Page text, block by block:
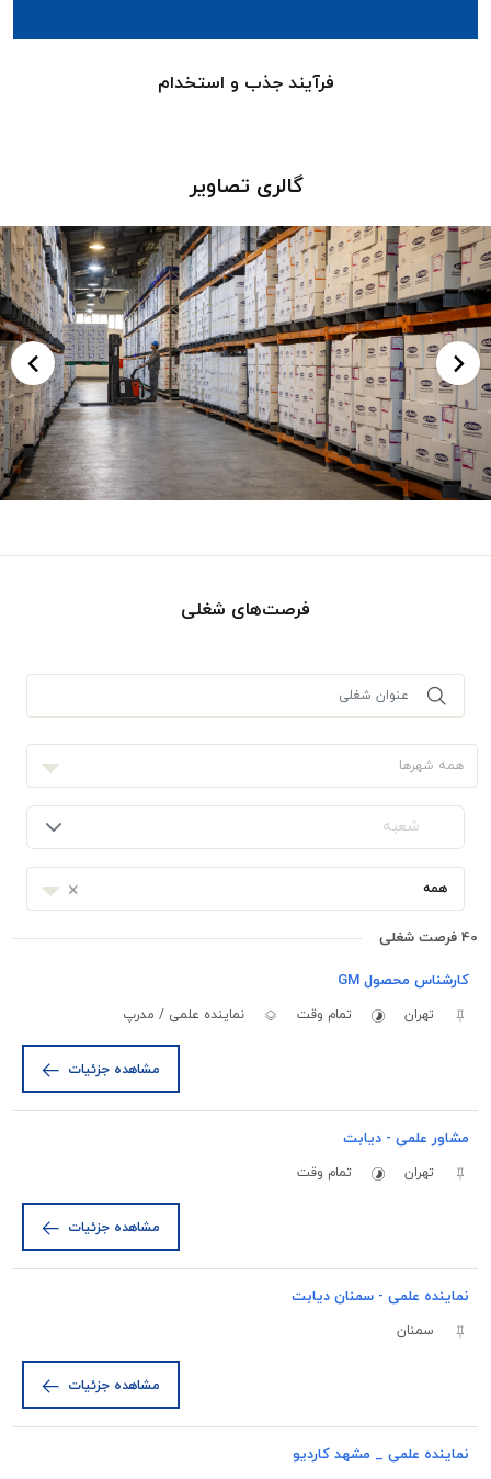
گالری تصاویر
فرصت‌های شغلی
همه شهرها
شعبه
همه ×
40 فرصت شغلی
کارشناس محصول GM
تهران تمام وقت نماینده علمی / مدرپ
مشاهده جزئیات
مشاور علمی - دیابت
تهران تمام وقت
مشاهده جزئیات
نماینده علمی - سمنان دیابت
سمنان
مشاهده جزئیات
نماینده علمی _ مشهد کاردیو
فرآیند جذب و استخدام